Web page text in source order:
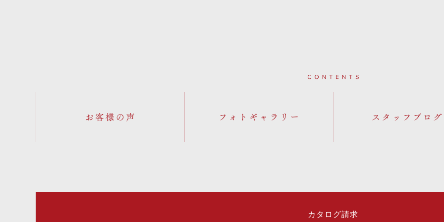
Contents
お客様の声 フォトギャラリー
カタログ請求